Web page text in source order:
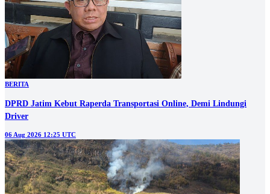
BERITA
DPRD Jatim Kebut Raperda Transportasi Online, Demi Lindungi
Driver
06 Aug 2026 12:25 UTC